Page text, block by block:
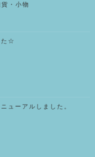
貨・小物
た☆
ューアルしました。